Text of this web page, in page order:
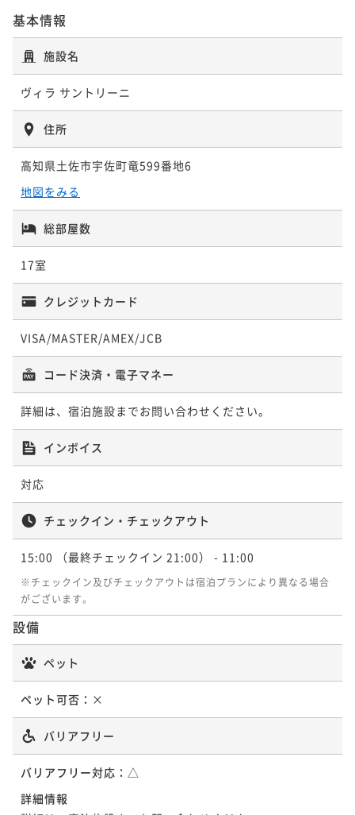
基本情報
施設名
ヴィラ サントリーニ
住所
高知県土佐市宇佐町竜599番地6
地図をみる
総部屋数
17室
クレジットカード
VISA/MASTER/AMEX/JCB
コード決済・電子マネー
詳細は、宿泊施設までお問い合わせください。
インボイス
対応
チェックイン・チェックアウト
15:00 （最終チェックイン 21:00） - 11:00
※チェックイン及びチェックアウトは宿泊プランにより異なる場合
がございます。
設備
ペット
ペット可否： ×
バリアフリー
バリアフリー対応： △
詳細情報